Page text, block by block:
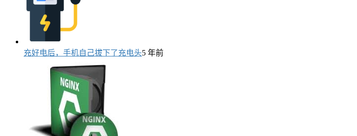
充好电后，手机自己拔下了充电头5 年前